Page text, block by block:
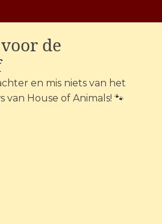
de
en mis niets van het
van House of Animals! 🐾